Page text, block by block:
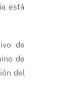
está
de
de
del